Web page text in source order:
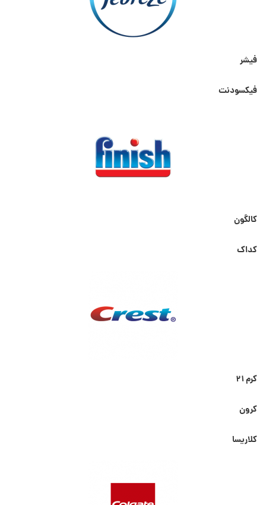
فیشر
فیکسودنت
کالگون
کداک
کرم ۲۱
کرون
کلاریسا